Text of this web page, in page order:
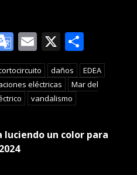
Google
Translate
Email
X
daños
EDEA
eléctricas
Mar del
vandalismo
luciendo un color para